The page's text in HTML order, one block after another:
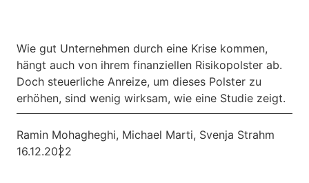
Wie gut Unternehmen durch eine Krise kommen,
hängt auch von ihrem finanziellen Risikopolster ab.
Doch steuerliche Anreize, um dieses Polster zu
erhöhen, sind wenig wirksam, wie eine Studie zeigt.
Ramin Mohagheghi, Michael Marti, Svenja Strahm
16.12.2022